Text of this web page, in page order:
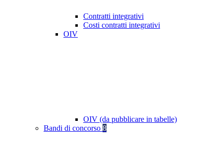
Contratti integrativi
Costi contratti integrativi
OIV
OIV (da pubblicare in tabelle)
Bandi di concorso 8